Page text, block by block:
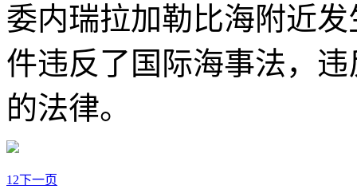
委内瑞拉加勒比海附近
件违反了国际海事法，
的法律。
1 2下一页